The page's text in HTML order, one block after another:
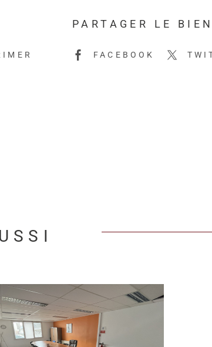
PARTAGER LE BIEN
FACEBOOK